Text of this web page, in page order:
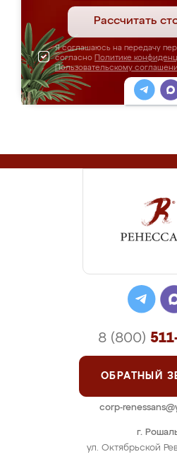
Рассчитать
Я соглашаюсь на передачу
согласно Политике
Пользовательскому
г.
ул. Октябрьской
8 (800)
ОБРАТНЫЙ
corp-